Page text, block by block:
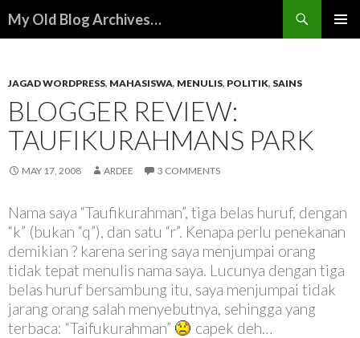
My Old Blog Archives…
JAGAD WORDPRESS, MAHASISWA, MENULIS, POLITIK, SAINS
BLOGGER REVIEW:
TAUFIKURAHMANS PARK
MAY 17, 2008 ARDEE 3 COMMENTS
Nama saya “Taufikurahman”, tiga belas huruf, dengan
“k” (bukan “q”), dan satu “r”. Kenapa perlu penekanan
demikian ? karena sering saya menjumpai orang
tidak tepat menulis nama saya. Lucunya dengan tiga
belas huruf bersambung itu, saya menjumpai tidak
jarang orang salah menyebutnya, sehingga yang
terbaca: “Taifukurahman”
capek deh…